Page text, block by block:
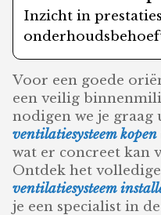
Inzicht in
Voor een goede
een veilig
nodigen we je
ventilatiesysteem kopen
wat er concreet kan
Ontdek het
ventilatiesysteem
je een specialist in